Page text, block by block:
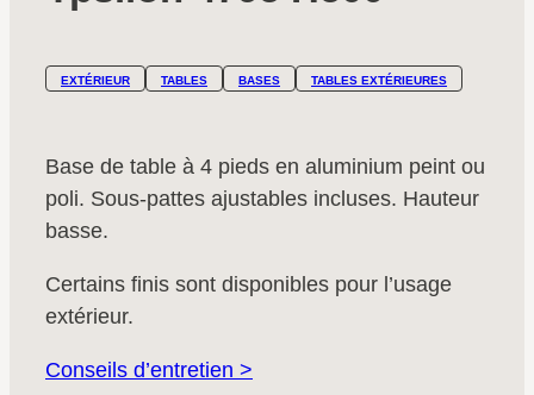
EXTÉRIEUR TABLES BASES TABLES EXTÉRIEURES
Base de table à 4 pieds en aluminium peint ou
poli. Sous-pattes ajustables incluses. Hauteur
basse.
Certains finis sont disponibles pour l’usage
extérieur.
Conseils d’entretien >